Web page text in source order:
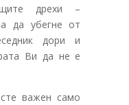
дрехи –
да убегне от
дори и
Ви да не е
важен само